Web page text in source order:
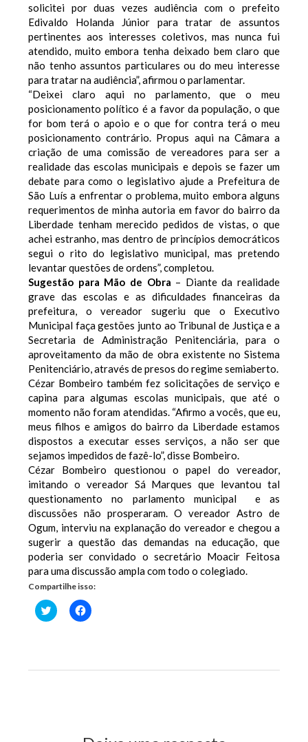
solicitei por duas vezes audiência com o prefeito
Edivaldo Holanda Júnior para tratar de assuntos
pertinentes aos interesses coletivos, mas nunca fui
atendido, muito embora tenha deixado bem claro que
não tenho assuntos particulares ou do meu interesse
para tratar na audiência”, afirmou o parlamentar.
“Deixei claro aqui no parlamento, que o meu
posicionamento político é a favor da população, o que
for bom terá o apoio e o que for contra terá o meu
posicionamento contrário. Propus aqui na Câmara a
criação de uma comissão de vereadores para ser a
realidade das escolas municipais e depois se fazer um
debate para como o legislativo ajude a Prefeitura de
São Luís a enfrentar o problema, muito embora alguns
requerimentos de minha autoria em favor do bairro da
Liberdade tenham merecido pedidos de vistas, o que
achei estranho, mas dentro de princípios democráticos
segui o rito do legislativo municipal, mas pretendo
levantar questões de ordens”, completou.
Sugestão para Mão de Obra – Diante da realidade
grave das escolas e as dificuldades financeiras da
prefeitura, o vereador sugeriu que o Executivo
Municipal faça gestões junto ao Tribunal de Justiça e a
Secretaria de Administração Penitenciária, para o
aproveitamento da mão de obra existente no Sistema
Penitenciário, através de presos do regime semiaberto.
Cézar Bombeiro também fez solicitações de serviço e
capina para algumas escolas municipais, que até o
momento não foram atendidas. “Afirmo a vocês, que eu,
meus filhos e amigos do bairro da Liberdade estamos
dispostos a executar esses serviços, a não ser que
sejamos impedidos de fazê-lo”, disse Bombeiro.
Cézar Bombeiro questionou o papel do vereador,
imitando o vereador Sá Marques que levantou tal
questionamento no parlamento municipal e as
discussões não prosperaram. O vereador Astro de
Ogum, interviu na explanação do vereador e chegou a
sugerir a questão das demandas na educação, que
poderia ser convidado o secretário Moacir Feitosa
para uma discussão ampla com todo o colegiado.
Compartilhe isso:
Clique
para
janela)
Clique
para
janela)